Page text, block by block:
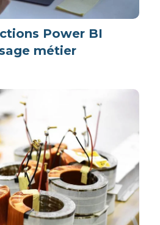
Power BI
métier